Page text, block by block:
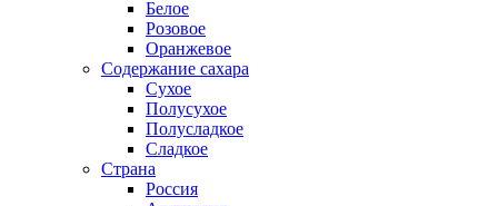
Белое
Розовое
Оранжевое
Содержание сахара
Сухое
Полусухое
Полусладкое
Сладкое
Страна
Россия